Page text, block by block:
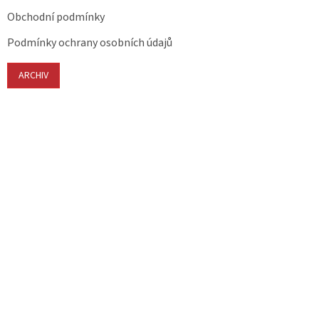
Obchodní podmínky
Podmínky ochrany osobních údajů
ARCHIV